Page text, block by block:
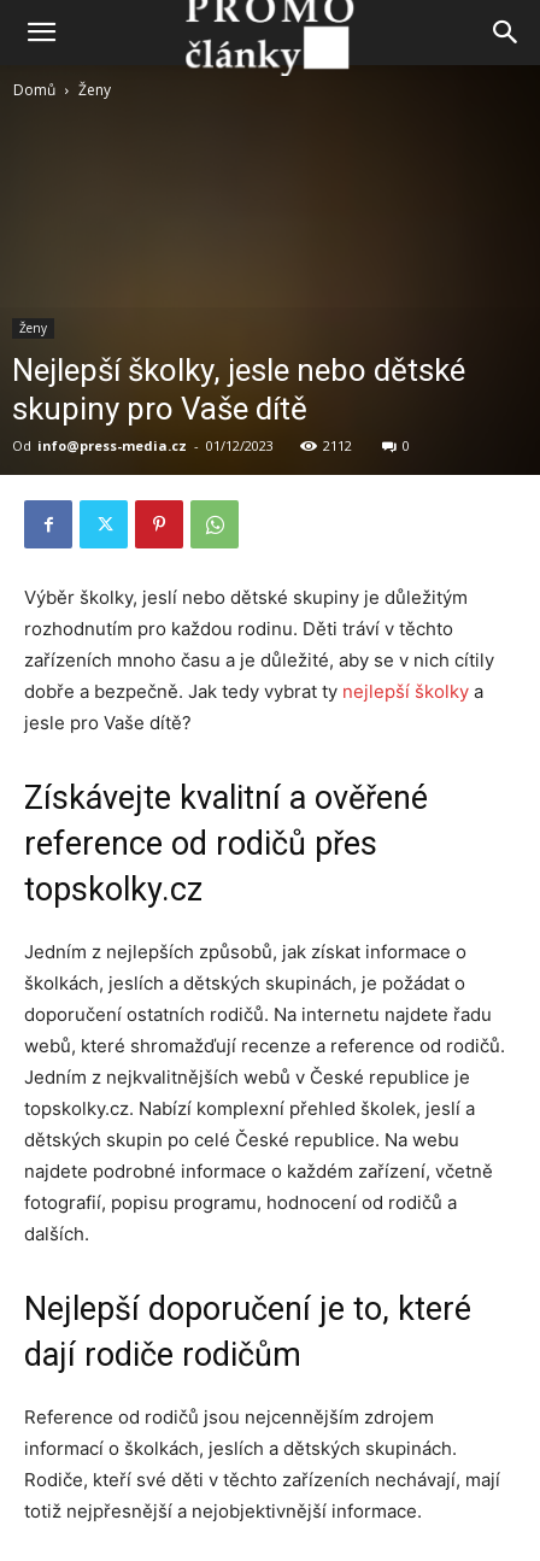
Domů Ženy
Ženy
Nejlepší školky, jesle nebo dětské
skupiny pro Vaše dítě
Od info@press-media.cz - 01/12/2023 2112 0
Výběr školky, jeslí nebo dětské skupiny je důležitým
rozhodnutím pro každou rodinu. Děti tráví v těchto
zařízeních mnoho času a je důležité, aby se v nich cítily
dobře a bezpečně. Jak tedy vybrat ty nejlepší školky a
jesle pro Vaše dítě?
Získávejte kvalitní a ověřené
reference od rodičů přes
topskolky.cz
Jedním z nejlepších způsobů, jak získat informace o
školkách, jeslích a dětských skupinách, je požádat o
doporučení ostatních rodičů. Na internetu najdete řadu
webů, které shromažďují recenze a reference od rodičů.
Jedním z nejkvalitnějších webů v České republice je
topskolky.cz. Nabízí komplexní přehled školek, jeslí a
dětských skupin po celé České republice. Na webu
najdete podrobné informace o každém zařízení, včetně
fotografií, popisu programu, hodnocení od rodičů a
dalších.
Nejlepší doporučení je to, které
dají rodiče rodičům
Reference od rodičů jsou nejcennějším zdrojem
informací o školkách, jeslích a dětských skupinách.
Rodiče, kteří své děti v těchto zařízeních nechávají, mají
totiž nejpřesnější a nejobjektivnější informace.